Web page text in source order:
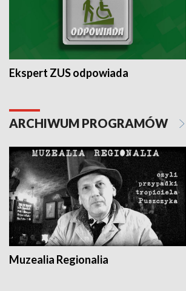
Ekspert ZUS odpowiada
ARCHIWUM PROGRAMÓW
Muzealia Regionalia